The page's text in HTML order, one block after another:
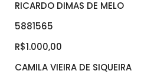
RICARDO DIMAS DE MELO
5881565
R$1.000,00
CAMILA VIEIRA DE SIQUEIRA